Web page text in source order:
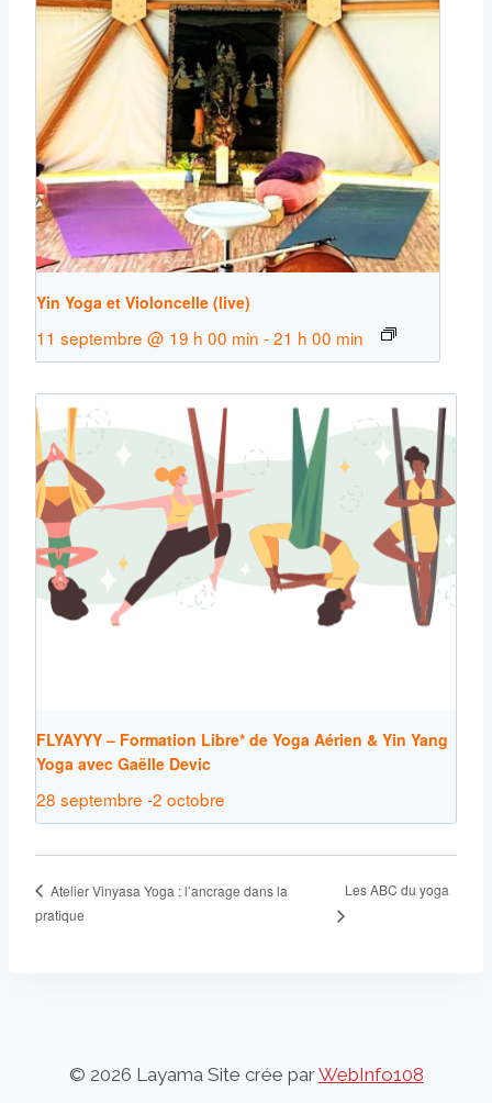
Yin Yoga et Violoncelle (live)
11 septembre @ 19 h 00 min -21 h 00 min
FLYAYYY – Formation Libre* de Yoga Aérien & Yin Yang
Yoga avec Gaëlle Devic
28 septembre -2 octobre
Atelier Vinyasa Yoga : l’ancrage dans la
pratique
Les ABC du yoga
© 2026 Layama Site crée parWebInfo108